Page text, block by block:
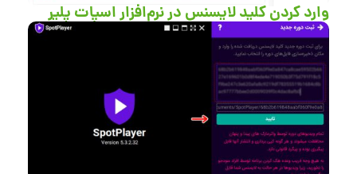
وارد کردن کلید لایسنس در نرم‌افزار اسپات پلیر